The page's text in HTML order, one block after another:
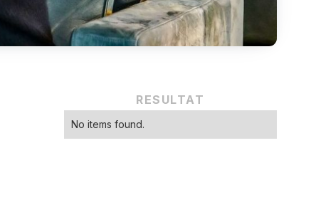
RESULTAT
No items found.